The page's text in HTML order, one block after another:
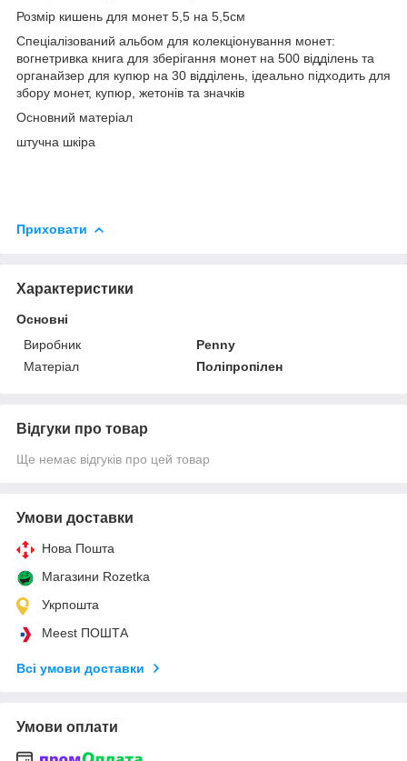
Розмір кишень для монет 5,5 на 5,5см
Спеціалізований альбом для колекціонування монет:
вогнетривка книга для зберігання монет на 500 відділень та
органайзер для купюр на 30 відділень, ідеально підходить для
збору монет, купюр, жетонів та значків
Основний матеріал
штучна шкіра
Приховати
Характеристики
Основні
Виробник
Penny
Матеріал
Поліпропілен
Відгуки про товар
Ще немає відгуків про цей товар
Умови доставки
Нова Пошта
Магазини Rozetka
Укрпошта
Meest ПОШТА
Всі умови доставки
Умови оплати